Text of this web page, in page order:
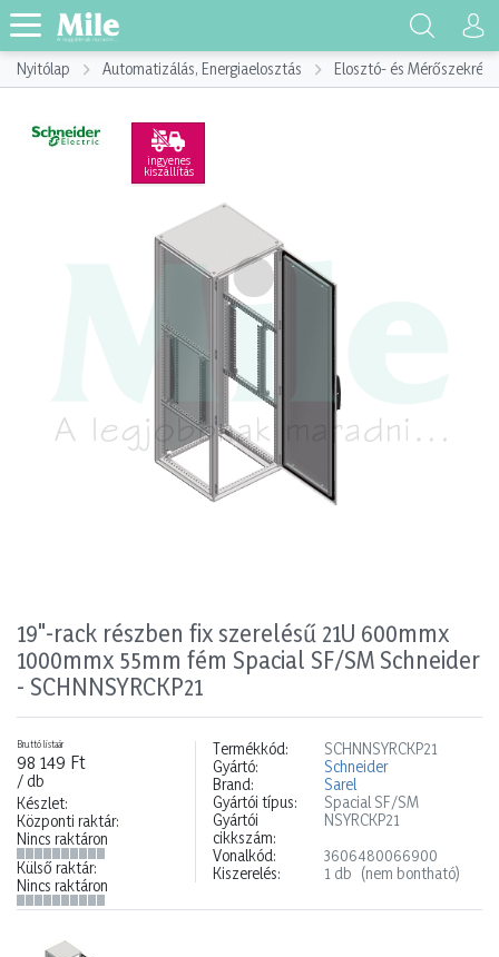
Nyitólap Automatizálás, Energiaelosztás Elosztó- és Mérőszekrény
ingyenes
kiszállítás
19"-rack részben fix szerelésű 21U 600mmx
1000mmx 55mm fém Spacial SF/SM Schneider
- SCHNNSYRCKP21
Bruttó listaár
98 149 Ft
/ db
Készlet:
Központi raktár:
Nincs raktáron
Külső raktár:
Nincs raktáron
Termékkód:
SCHNNSYRCKP21
Gyártó:
Schneider
Brand:
Sarel
Gyártói típus:
Spacial SF/SM
Gyártói
cikkszám:
NSYRCKP21
Vonalkód:
3606480066900
Kiszerelés:
1 db (nem bontható)